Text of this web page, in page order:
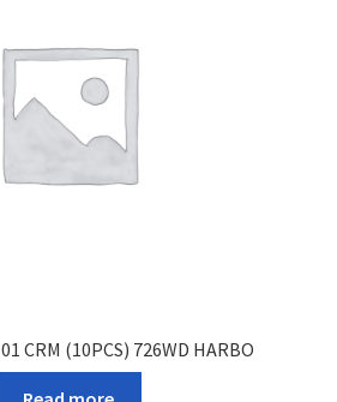
CRM (10PCS) 726WD HARBO